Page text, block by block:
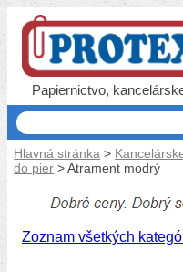
Papiernictvo,
Hlavná stránka >
do pier > Atrament modrý
Zoznam všetkých